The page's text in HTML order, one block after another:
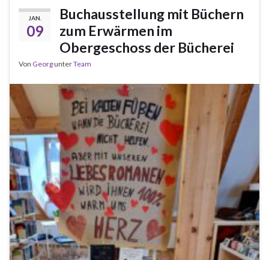
JAN.
09
Buchausstellung mit Büchern
zum Erwärmen im
Obergeschoss der Bücherei
Von GeorgunterTeam